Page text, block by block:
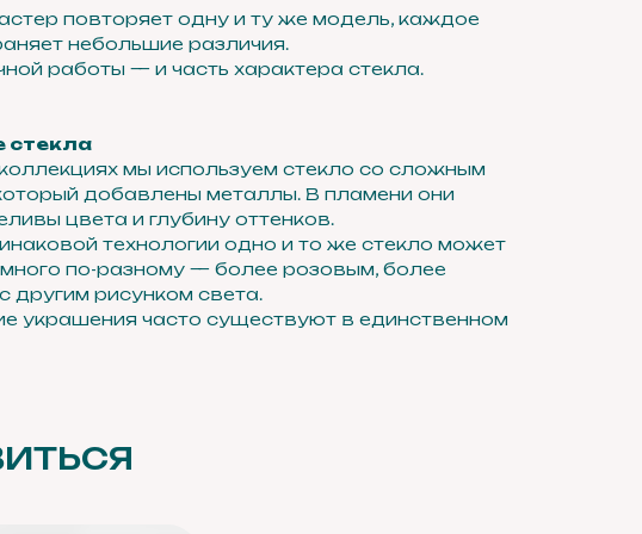
повторяет одну и ту же модель, каждое
небольшие различия.
работы — и часть характера стекла.
стекла
мы используем стекло со сложным
добавлены металлы. В пламени они
цвета и глубину оттенков.
технологии одно и то же стекло может
по-разному — более розовым, более
другим рисунком света.
украшения часто существуют в единственном